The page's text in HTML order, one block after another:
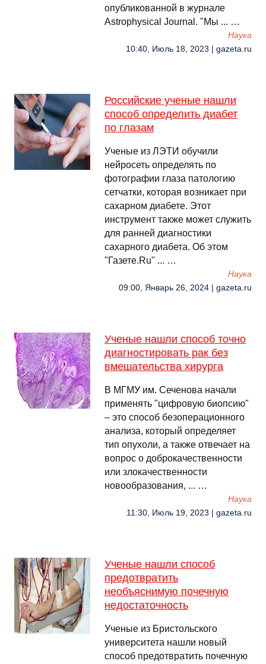
опубликованной в журнале
Astrophysical Journal. "Мы ... …
Наука
10:40, Июль 18, 2023 | gazeta.ru
Российские ученые нашли
способ определить диабет
по глазам
Ученые из ЛЭТИ обучили
нейросеть определять по
фотографии глаза патологию
сетчатки, которая возникает при
сахарном диабете. Этот
инструмент также может служить
для ранней диагностики
сахарного диабета. Об этом
"Газете.Ru" ... …
Наука
09:00, Январь 26, 2024 | gazeta.ru
Ученые нашли способ точно
диагностировать рак без
вмешательства хирурга
В МГМУ им. Сеченова начали
применять "цифровую биопсию"
– это способ безоперационного
анализа, который определяет
тип опухоли, а также отвечает на
вопрос о доброкачественности
или злокачественности
новообразования, ... …
Наука
11:30, Июль 19, 2023 | gazeta.ru
Ученые нашли способ
предотвратить
необъяснимую почечную
недостаточность
Ученые из Бристольского
университета нашли новый
способ предотвратить почечную